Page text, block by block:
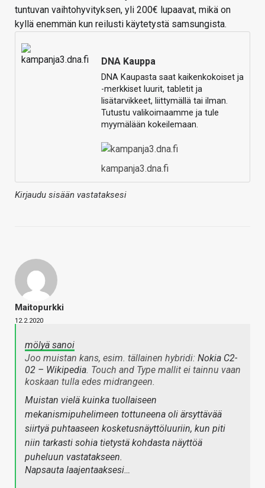
tuntuvan vaihtohyvityksen, yli 200€ lupaavat, mikä on
kyllä enemmän kun reilusti käytetystä samsungista.
DNA Kauppa
DNA Kaupasta saat kaikenkokoiset ja
-merkkiset luurit, tabletit ja
lisätarvikkeet, liittymällä tai ilman.
Tutustu valikoimaamme ja tule
myymälään kokeilemaan.
kampanja3.dna.fi
Kirjaudu sisään vastataksesi
Maitopurkki
12.2.2020
mölyä sanoi
Joo muistan kans, esim. tällainen hybridi: Nokia C2-
02 – Wikipedia. Touch and Type mallit ei tainnu vaan
koskaan tulla edes midrangeen.
Muistan vielä kuinka tuollaiseen
mekanismipuhelimeen tottuneena oli ärsyttävää
siirtyä puhtaaseen kosketusnäyttöluuriin, kun piti
niin tarkasti sohia tietystä kohdasta näyttöä
puheluun vastatakseen.
Napsauta laajentaaksesi…